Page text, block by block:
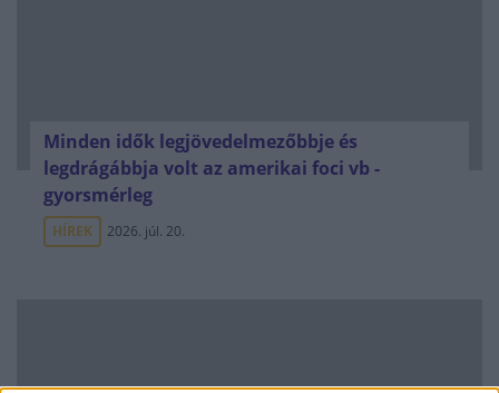
Minden idők legjövedelmezőbbje és
legdrágábbja volt az amerikai foci vb -
gyorsmérleg
HÍREK 2026. júl. 20.